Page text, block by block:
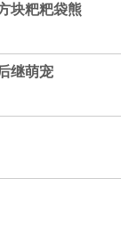
块粑粑袋熊
继萌宠